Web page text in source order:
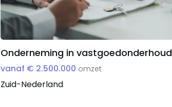
Onderneming in vastgoedonderhoud
vanaf € 2.500.000 omzet
Zuid-Nederland